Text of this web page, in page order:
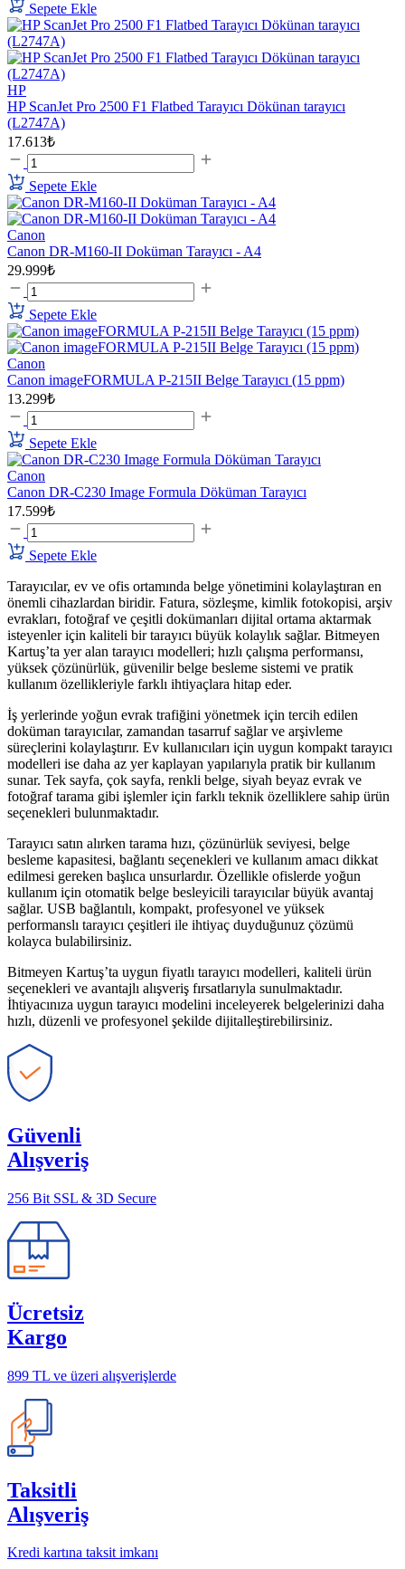
Sepete Ekle
HP
HP ScanJet Pro 2500 F1 Flatbed Tarayıcı Dökünan tarayıcı
(L2747A)
17.613₺
Sepete Ekle
Canon
Canon DR-M160-II Doküman Tarayıcı - A4
29.999₺
Sepete Ekle
Canon
Canon imageFORMULA P-215II Belge Tarayıcı (15 ppm)
13.299₺
Sepete Ekle
Canon
Canon DR-C230 Image Formula Döküman Tarayıcı
17.599₺
Sepete Ekle
Tarayıcılar, ev ve ofis ortamında belge yönetimini kolaylaştıran en
önemli cihazlardan biridir. Fatura, sözleşme, kimlik fotokopisi, arşiv
evrakları, fotoğraf ve çeşitli dokümanları dijital ortama aktarmak
isteyenler için kaliteli bir tarayıcı büyük kolaylık sağlar. Bitmeyen
Kartuş’ta yer alan tarayıcı modelleri; hızlı çalışma performansı,
yüksek çözünürlük, güvenilir belge besleme sistemi ve pratik
kullanım özellikleriyle farklı ihtiyaçlara hitap eder.
İş yerlerinde yoğun evrak trafiğini yönetmek için tercih edilen
doküman tarayıcılar, zamandan tasarruf sağlar ve arşivleme
süreçlerini kolaylaştırır. Ev kullanıcıları için uygun kompakt tarayıcı
modelleri ise daha az yer kaplayan yapılarıyla pratik bir kullanım
sunar. Tek sayfa, çok sayfa, renkli belge, siyah beyaz evrak ve
fotoğraf tarama gibi işlemler için farklı teknik özelliklere sahip ürün
seçenekleri bulunmaktadır.
Tarayıcı satın alırken tarama hızı, çözünürlük seviyesi, belge
besleme kapasitesi, bağlantı seçenekleri ve kullanım amacı dikkat
edilmesi gereken başlıca unsurlardır. Özellikle ofislerde yoğun
kullanım için otomatik belge besleyicili tarayıcılar büyük avantaj
sağlar. USB bağlantılı, kompakt, profesyonel ve yüksek
performanslı tarayıcı çeşitleri ile ihtiyaç duyduğunuz çözümü
kolayca bulabilirsiniz.
Bitmeyen Kartuş’ta uygun fiyatlı tarayıcı modelleri, kaliteli ürün
seçenekleri ve avantajlı alışveriş fırsatlarıyla sunulmaktadır.
İhtiyacınıza uygun tarayıcı modelini inceleyerek belgelerinizi daha
hızlı, düzenli ve profesyonel şekilde dijitalleştirebilirsiniz.
Güvenli
Alışveriş
256 Bit SSL & 3D Secure
Ücretsiz
Kargo
899 TL ve üzeri alışverişlerde
Taksitli
Alışveriş
Kredi kartına taksit imkanı